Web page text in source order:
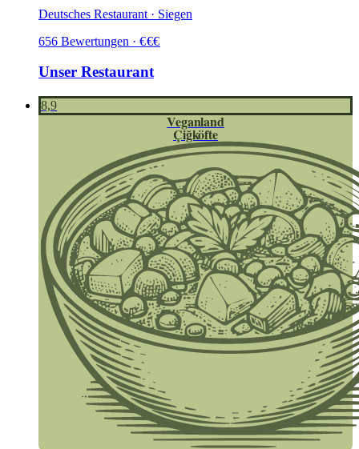
Deutsches Restaurant · Siegen
656 Bewertungen · €€€
Unser Restaurant
8,9
Veganland
Çiğköfte